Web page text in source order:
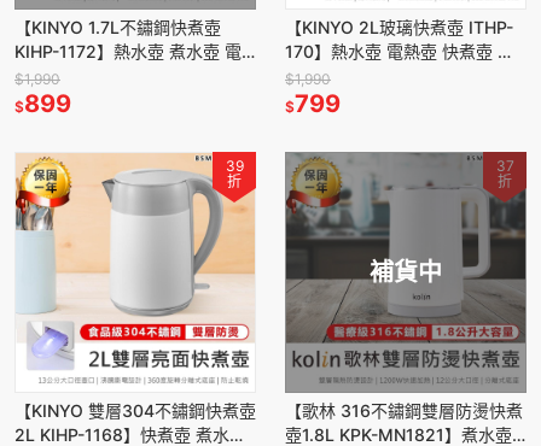
【KINYO 1.7L不鏽鋼快煮壺
KIHP-1172】熱水壺 煮水壺 電
熱壺 電茶壺 自動斷電 電熱水壺
不鏽鋼壺
$1,990
$899
【KINYO 2L玻璃快煮壺 ITHP-
170】熱水壺 電熱壺 快煮壺 煮
水壺 自動斷電 電茶壺 耐熱玻璃
加熱水壺
$1,990
$799
39
折
【KINYO 雙層304不鏽鋼快煮壺
2L KIHP-1168】快煮壺 煮水壺
補貨中
37
折
【歌林 316不鏽鋼雙層防燙快煮
壺1.8L KPK-MN1821】煮水壺